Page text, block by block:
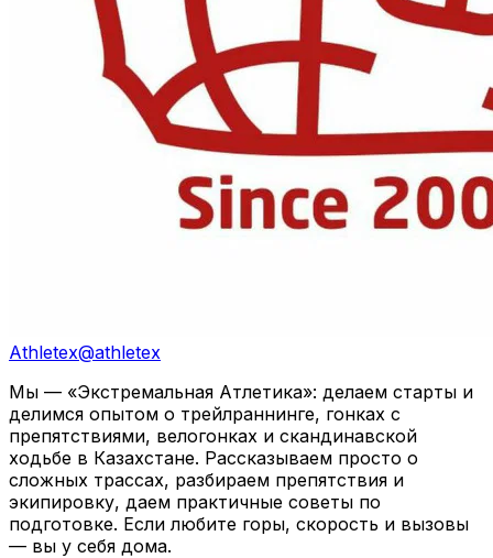
Athletex@athletex
Мы — «Экстремальная Атлетика»: делаем старты и
делимся опытом о трейлраннинге, гонках с
препятствиями, велогонках и скандинавской
ходьбе в Казахстане. Рассказываем просто о
сложных трассах, разбираем препятствия и
экипировку, даем практичные советы по
подготовке. Если любите горы, скорость и вызовы
— вы у себя дома.